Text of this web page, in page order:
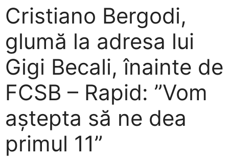
Cristiano Bergodi,
glumă la adresa lui
Gigi Becali, înainte de
FCSB – Rapid: ”Vom
aștepta să ne dea
primul 11”